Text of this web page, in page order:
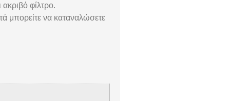
φίλτρο.
μπορείτε να καταναλώσετε